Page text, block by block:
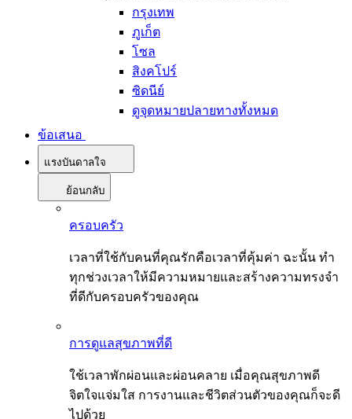
กรุงเทพ
ภูเก็ต
โซล
สิงคโปร์
ซิดนีย์
ดูจุดหมายปลายทางทั้งหมด
ข้อเสนอ
แรงบันดาลใจ
ย้อนกลับ
ครอบครัว
เวลาที่ใช้กับคนที่คุณรักคือเวลาที่คุ้มค่า ฉะนั้น ทำ
ทุกช่วงเวลาให้มีความหมายและสร้างความทรงจำ
ที่ดีกับครอบครัวของคุณ
การดูแลสุขภาพที่ดี
ใช้เวลาพักผ่อนและผ่อนคลาย เมื่อคุณสุขภาพดี
จิตใจแจ่มใส การงานและชีวิตส่วนตัวของคุณก็จะดี
ไปด้วย